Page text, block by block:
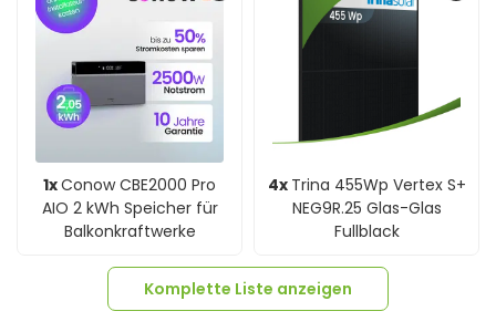
1xConow CBE2000 Pro
AIO 2 kWh Speicher für
Balkonkraftwerke
4x Trina 455Wp Vertex S+
NEG9R.25 Glas-Glas
Fullblack
Komplette Liste anzeigen